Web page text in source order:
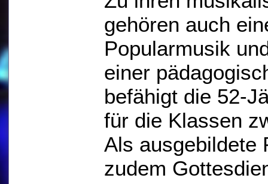
gehören auch
Popularmusik
einer
befähigt die 52-
für die Klassen
Als ausgebildete
zudem